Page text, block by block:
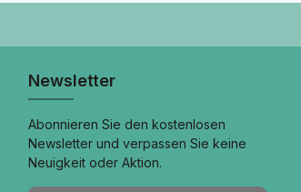
Newsletter
Abonnieren Sie den kostenlosen
Newsletter und verpassen Sie keine
Neuigkeit oder Aktion.